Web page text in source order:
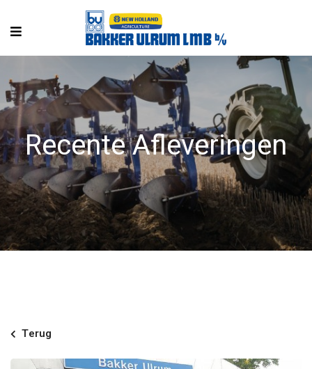
Recente Afleveringen
Terug